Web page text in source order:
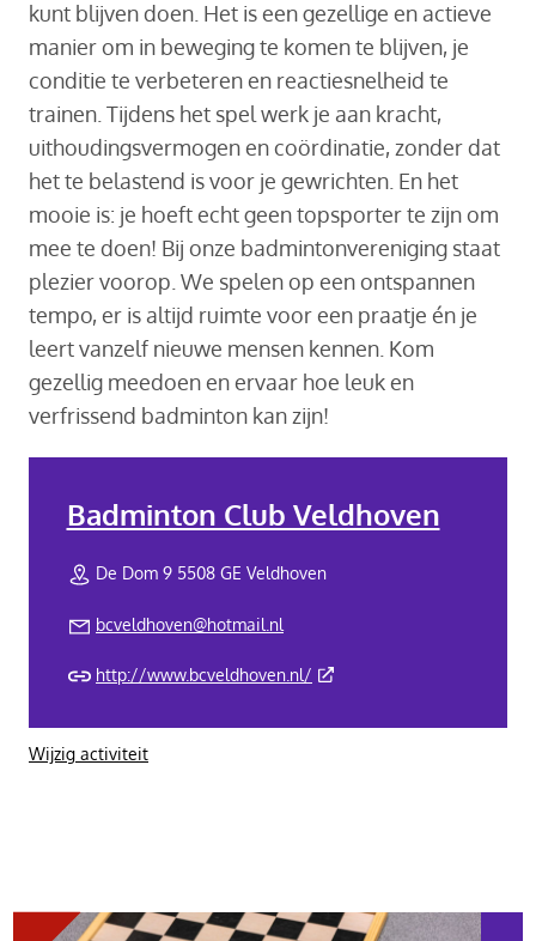
kunt blijven doen. Het is een gezellige en actieve
manier om in beweging te komen te blijven, je
conditie te verbeteren en reactiesnelheid te
trainen. Tijdens het spel werk je aan kracht,
uithoudingsvermogen en coördinatie, zonder dat
het te belastend is voor je gewrichten. En het
mooie is: je hoeft echt geen topsporter te zijn om
mee te doen! Bij onze badmintonvereniging staat
plezier voorop. We spelen op een ontspannen
tempo, er is altijd ruimte voor een praatje én je
leert vanzelf nieuwe mensen kennen. Kom
gezellig meedoen en ervaar hoe leuk en
verfrissend badminton kan zijn!
Badminton Club Veldhoven
De Dom 9 5508 GE Veldhoven
bcveldhoven@hotmail.nl
http://www.bcveldhoven.nl/ (Deze link gaat naar een
Wijzig activiteit